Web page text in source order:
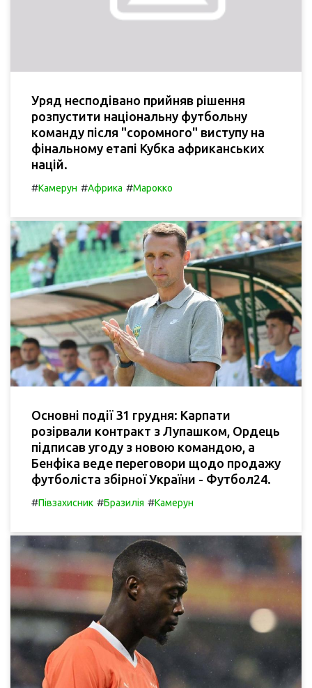
Уряд несподівано прийняв рішення
розпустити національну футбольну
команду після "соромного" виступу на
фінальному етапі Кубка африканських
націй.
#Камерун #Африка #Марокко
Основні події 31 грудня: Карпати
розірвали контракт з Лупашком, Ордець
підписав угоду з новою командою, а
Бенфіка веде переговори щодо продажу
футболіста збірної України - Футбол24.
#Півзахисник #Бразилія #Камерун